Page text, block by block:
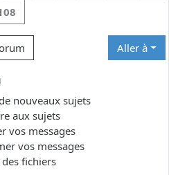
Aller à
nouveaux sujets
aux sujets
vos messages
vos messages
fichiers